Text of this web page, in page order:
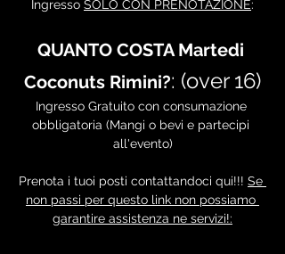
Ingresso SOLO CON PRENOTAZIONE:
QUANTO COSTA Martedi
Coconuts Rimini?: (over 16)
Ingresso Gratuito con consumazione
obbligatoria (Mangi o bevi e partecipi
all'evento)
Prenota i tuoi posti contattandoci qui!!! Se
non passi per questo link non possiamo
garantire assistenza ne servizi!: